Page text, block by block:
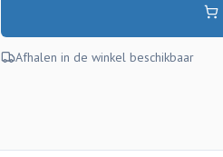
Afhalen in de winkel beschikbaar